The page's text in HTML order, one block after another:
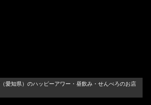
愛知県）のハッピーアワー・昼飲み・せんべろのお店